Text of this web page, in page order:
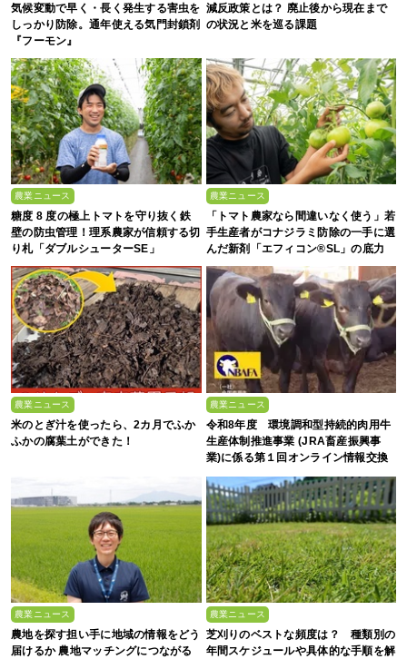
気候変動で早く・長く発生する害虫を
しっかり防除。通年使える気門封鎖剤
『フーモン』
減反政策とは？ 廃止後から現在まで
の状況と米を巡る課題
農業ニュース
糖度 8 度の極上トマトを守り抜く鉄
壁の防虫管理！理系農家が信頼する切
り札「ダブルシューターSE」
農業ニュース
「トマト農家なら間違いなく使う」若
手生産者がコナジラミ防除の一手に選
んだ新剤「エフィコン®SL」の底力
農業ニュース
米のとぎ汁を使ったら、2カ月でふか
ふかの腐葉土ができた！
農業ニュース
令和8年度 環境調和型持続的肉用牛
生産体制推進事業 (JRA畜産振興事
業)に係る第１回オンライン情報交換
会
農業ニュース
農地を探す担い手に地域の情報をどう
届けるか 農地マッチングにつながる
農業ニュース
芝刈りのベストな頻度は？ 種類別の
年間スケジュールや具体的な手順を解